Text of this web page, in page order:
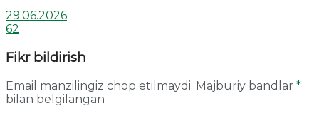
29.06.2026
62
Fikr bildirish
Email manzilingiz chop etilmaydi. Majburiy bandlar *
bilan belgilangan